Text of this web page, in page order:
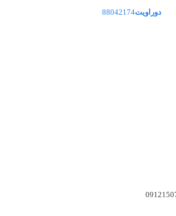
دوراویت88042174